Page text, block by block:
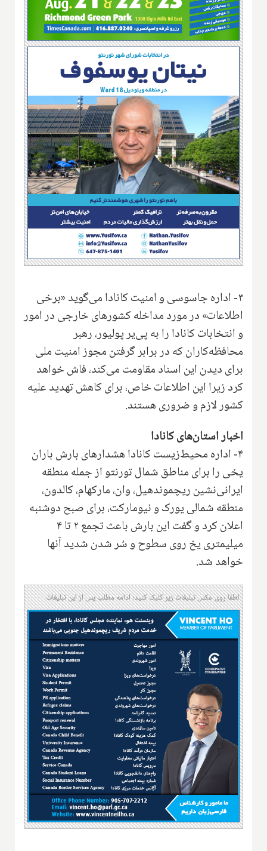
۳- اداره جاسوسی و امنیت کانادا می‌گوید «برخی
اطلاعات» در مورد مداخله کشورهای خارجی در امور
و انتخابات کانادا را به پی‌یر پولیور، رهبر
محافظه‌کاران که در برابر گرفتن مجوز امنیت ملی
برای دیدن این اسناد مقاومت می‌کند، فاش خواهد
کرد زیرا این اطلاعات خاص، برای کاهش تهدید علیه
کشور لازم و ضروری هستند.
اخبار استان‌های کانادا
۴- اداره محیط‌زیست کانادا هشدارهای بارش باران
یخی را برای مناطق شمال تورنتو از جمله منطقه
ایرانی‌نشین ریچموندهیل، وان، مارکهام، کالدون،
منطقه شمالی یورک و نیومارکت، برای صبح دوشنبه
اعلان کرد و گفت این بارش باعث تجمع ۲ تا ۴
میلیمتری یخ روی سطوح و سُر شدن شدید آنها
خواهد شد.
لطفا روی عکس تبلیغات زیر کلیک کنید؛ ادامه مطلب پس از این تبلیغات